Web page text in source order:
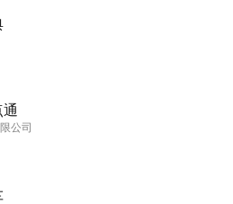
公司